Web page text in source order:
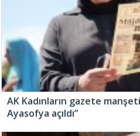
AK Kadınların gazete
Ayasofya açıldı”